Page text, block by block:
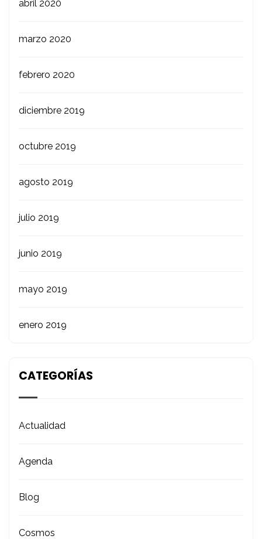
abril 2020
marzo 2020
febrero 2020
diciembre 2019
octubre 2019
agosto 2019
julio 2019
junio 2019
mayo 2019
enero 2019
CATEGORÍAS
Actualidad
Agenda
Blog
Cosmos